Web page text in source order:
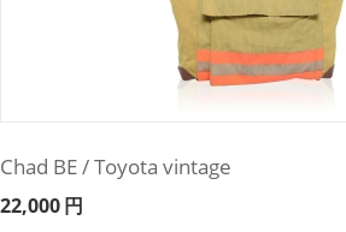
Chad BE / Toyota vintage
22,000円